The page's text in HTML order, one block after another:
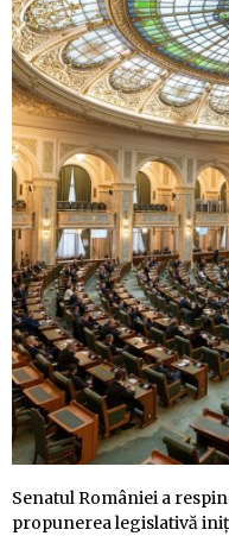
Senatul României a
propunerea legislativă